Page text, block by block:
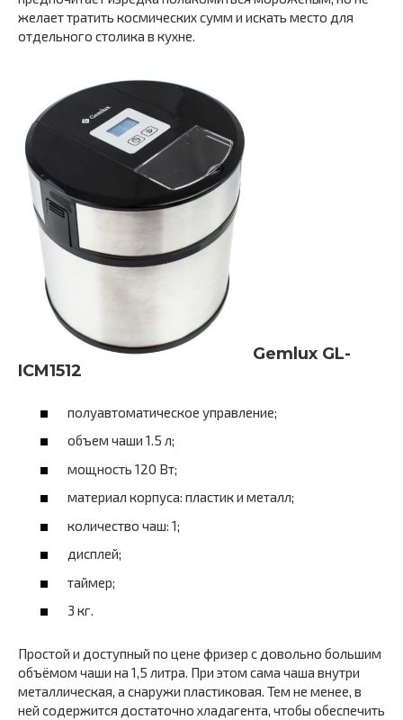
желает тратить космических сумм и искать место для
отдельного столика в кухне.
Gemlux GL-
ICM1512
полуавтоматическое управление;
объем чаши 1.5 л;
мощность 120 Вт;
материал корпуса: пластик и металл;
количество чаш: 1;
дисплей;
таймер;
3 кг.
Простой и доступный по цене фризер с довольно большим
объёмом чаши на 1,5 литра. При этом сама чаша внутри
металлическая, а снаружи пластиковая. Тем не менее, в
ней содержится достаточно хладагента, чтобы обеспечить